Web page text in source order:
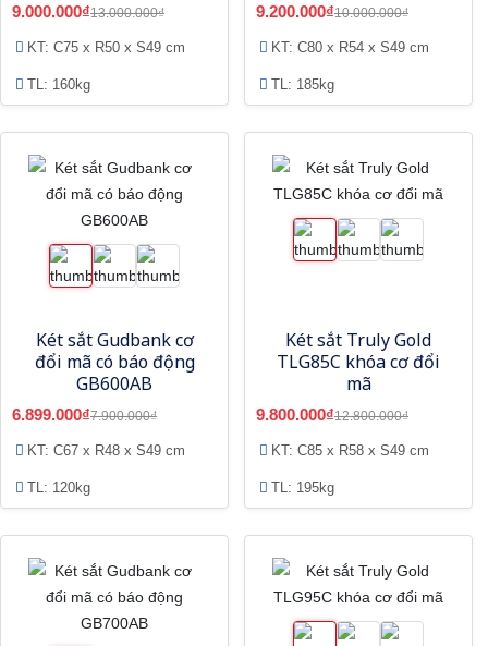
9.000.000₫13.000.000₫
KT: C75 x R50 x S49 cm
TL: 160kg
9.200.000₫10.000.000₫
KT: C80 x R54 x S49 cm
TL: 185kg
Két sắt Gudbank cơ
đổi mã có báo động
GB600AB
6.899.000₫7.900.000₫
KT: C67 x R48 x S49 cm
TL: 120kg
Két sắt Truly Gold
TLG85C khóa cơ đổi
mã
9.800.000₫12.800.000₫
KT: C85 x R58 x S49 cm
TL: 195kg